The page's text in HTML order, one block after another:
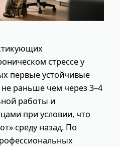
стрессе у
первые устойчивые
раньше чем через 3–4
работы и
при условии, что
среду назад. По